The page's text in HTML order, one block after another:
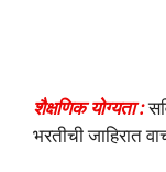
शैक्षणिक योग्यता :
भरतीची जाहिरात